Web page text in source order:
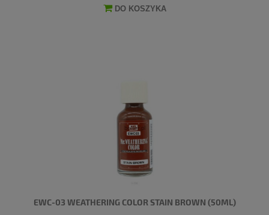
DO KOSZYKA
EWC-03 WEATHERING COLOR STAIN BROWN (50ML)